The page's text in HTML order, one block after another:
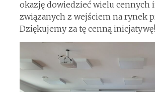
okazję dowiedzieć wielu cennych
związanych z wejściem na rynek
Dziękujemy za tę cenną inicjatywę!